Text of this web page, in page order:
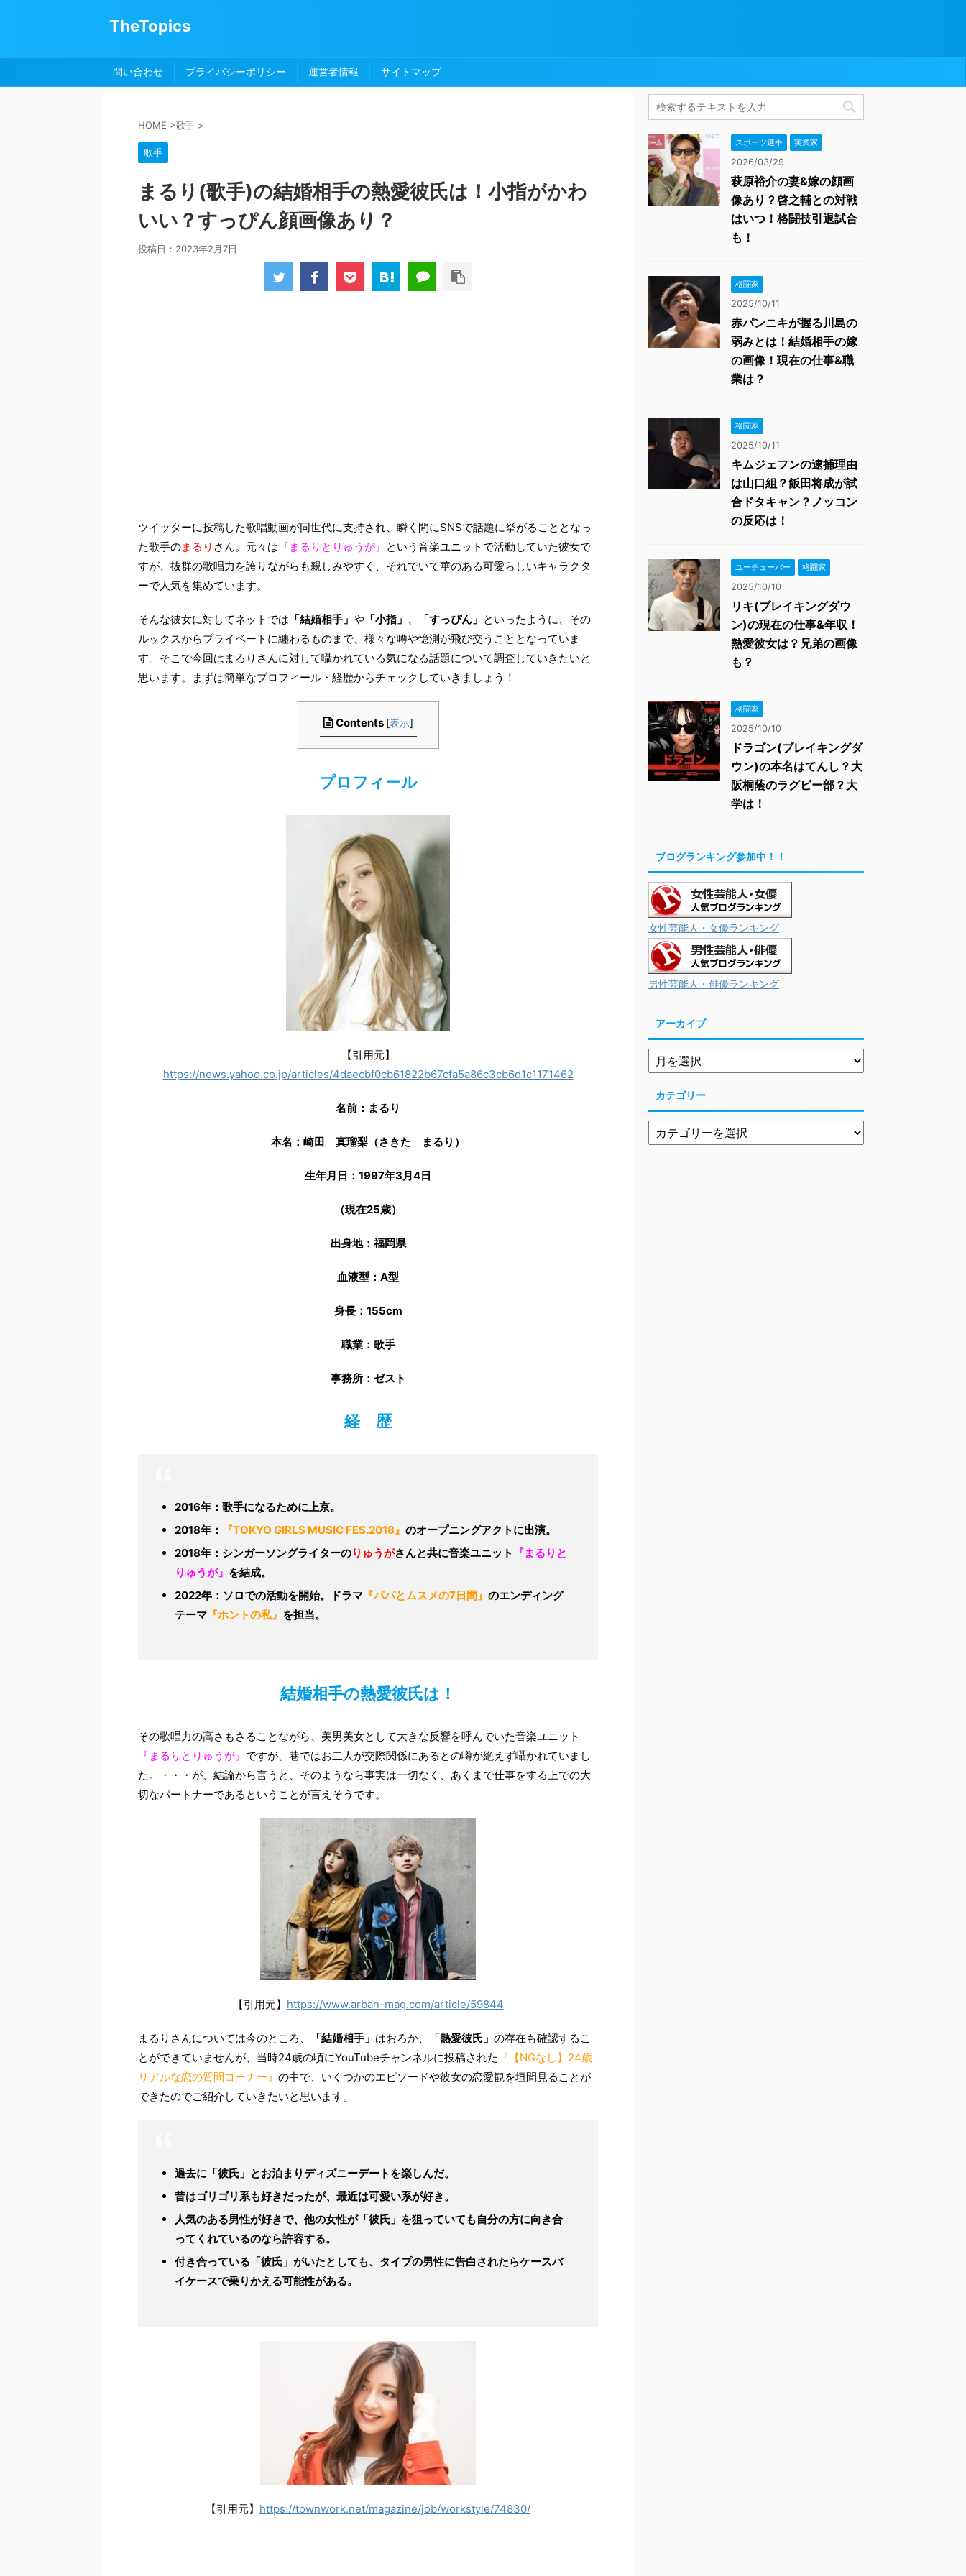
TheTopics
問い合わせ プライバシーポリシー 運営者情報 サイトマップ
HOME >歌手 >
歌手
まるり(歌手)の結婚相手の熱愛彼氏は！小指がかわ
いい？すっぴん顔画像あり？
投稿日： 2023年2月7日
ツイッターに投稿した歌唱動画が同世代に支持され、瞬く間にSNSで話題に挙がることとなっ
た歌手のまるり さん。元々は 『まるりとりゅうが』 という音楽ユニットで活動していた彼女で
すが、抜群の歌唱力を誇りながらも親しみやすく、それでいて華のある可愛らしいキャラクタ
ーで人気を集めています。
そんな彼女に対してネットでは 「結婚相手」 や 「小指」 、 「すっぴん」 といったように、その
ルックスからプライベートに纏わるものまで、様々な噂や憶測が飛び交うこととなっていま
す。そこで今回はまるりさんに対して囁かれている気になる話題について調査していきたいと
思います。まずは簡単なプロフィール・経歴からチェックしていきましょう！
Contents [表示]
プロフィール
【引用元】
https://news.yahoo.co.jp/articles/4daecbf0cb61822b67cfa5a86c3cb6d1c1171462
名前：まるり
本名：崎田 真瑠梨（さきた まるり）
生年月日：1997年3月4日
（現在25歳）
出身地：福岡県
血液型：A型
身長：155cm
職業：歌手
事務所：ゼスト
経 歴
2016年：歌手になるために上京。
2018年：
『TOKYO GIRLS MUSIC FES.2018』 のオープニングアクトに出演。
2018年：シンガーソングライターのりゅうがさんと共に音楽ユニット
『まるりと
りゅうが』 を結成。
2022年：ソロでの活動を開始。ドラマ 『パパとムスメの7日間』 のエンディング
テーマ 『ホントの私』 を担当。
結婚相手の熱愛彼氏は！
その歌唱力の高さもさることながら、美男美女として大きな反響を呼んでいた音楽ユニット
『まるりとりゅうが』 ですが、巷ではお二人が交際関係にあるとの噂が絶えず囁かれていまし
た。・・・が、結論から言うと、そのようなら事実は一切なく、あくまで仕事をする上での大
切なパートナーであるということが言えそうです。
【引用元】 https://www.arban-mag.com/article/59844
まるりさんについては今のところ、 「結婚相手」 はおろか、 「熱愛彼氏」 の存在も確認するこ
とができていませんが、当時24歳の頃にYouTubeチャンネルに投稿された 『【NGなし】24歳
リアルな恋の質問コーナー』 の中で、いくつかのエピソードや彼女の恋愛観を垣間見ることが
できたのでご紹介していきたいと思います。
過去に「彼氏」とお泊まりディズニーデートを楽しんだ。
昔はゴリゴリ系も好きだったが、最近は可愛い系が好き。
人気のある男性が好きで、他の女性が「彼氏」を狙っていても自分の方に向き合
ってくれているのなら許容する。
付き合っている「彼氏」がいたとしても、タイプの男性に告白されたらケースバ
イケースで乗りかえる可能性がある。
【引用元】 https://townwork.net/magazine/job/workstyle/74830/
スポーツ選手 実業家
2026/03/29
萩原裕介の妻&嫁の顔画
像あり？啓之輔との対戦
はいつ！格闘技引退試合
も！
格闘家
2025/10/11
赤パンニキが握る川島の
弱みとは！結婚相手の嫁
の画像！現在の仕事&職
業は？
格闘家
2025/10/11
キムジェフンの逮捕理由
は山口組？飯田将成が試
合ドタキャン？ノッコン
の反応は！
ユーチューバー 格闘家
2025/10/10
リキ(ブレイキングダウ
ン)の現在の仕事&年収！
熱愛彼女は？兄弟の画像
も？
格闘家
2025/10/10
ドラゴン(ブレイキングダ
ウン)の本名はてんし？大
阪桐蔭のラグビー部？大
学は！
ブログランキング参加中！！
女性芸能人・女優ランキング
男性芸能人・俳優ランキング
アーカイブ
カテゴリー